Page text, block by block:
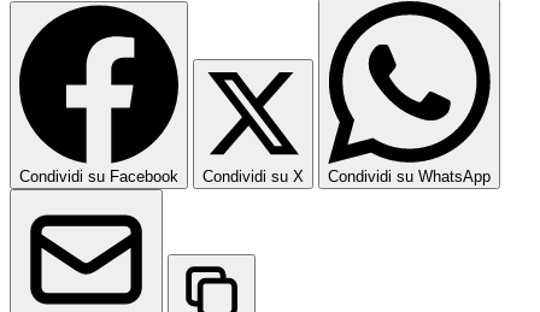
Condividi su Facebook Condividi su X Condividi su WhatsApp